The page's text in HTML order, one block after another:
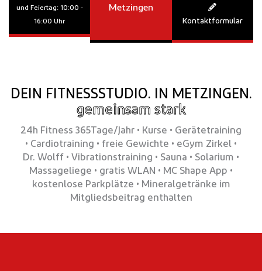
und Feiertag: 10:00 -
16:00 Uhr
Metzingen
Kontaktformular
DEIN FITNESSSTUDIO. IN METZINGEN.
gemeinsam stark
24h Fitness 365Tage/Jahr • Kurse • Gerätetraining
• Cardiotraining • freie Gewichte • eGym Zirkel •
Dr. Wolff • Vibrationstraining • Sauna • Solarium •
Massageliege • gratis WLAN • MC Shape App •
kostenlose Parkplätze • Mineralgetränke im
Mitgliedsbeitrag enthalten